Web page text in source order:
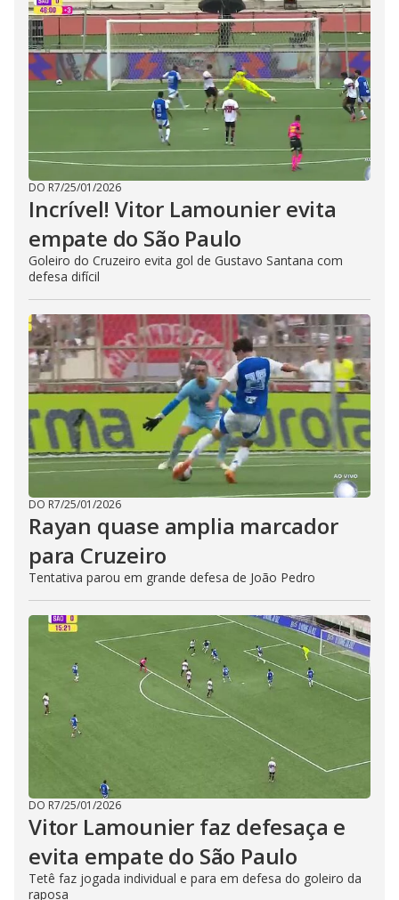
DO R7/25/01/2026
Incrível! Vitor Lamounier evita
empate do São Paulo
Goleiro do Cruzeiro evita gol de Gustavo Santana com
defesa difícil
DO R7/25/01/2026
Rayan quase amplia marcador
para Cruzeiro
Tentativa parou em grande defesa de João Pedro
DO R7/25/01/2026
Vitor Lamounier faz defesaça e
evita empate do São Paulo
Tetê faz jogada individual e para em defesa do goleiro da
raposa